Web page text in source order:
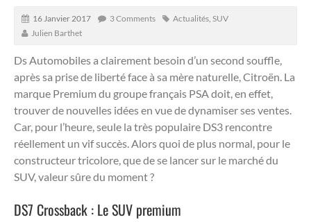
16 Janvier 2017 3 Comments Actualités SUV
Julien Barthet
Ds Automobiles a clairement besoin d’un second souffle,
après sa prise de liberté face à sa mère naturelle, Citroën. La
marque Premium du groupe français PSA doit, en effet,
trouver de nouvelles idées en vue de dynamiser ses ventes.
Car, pour l’heure, seule la très populaire DS3 rencontre
réellement un vif succès. Alors quoi de plus normal, pour le
constructeur tricolore, que de se lancer sur le marché du
SUV, valeur sûre du moment ?
DS7 Crossback : Le SUV premium